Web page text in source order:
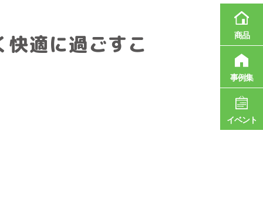
適に過ごすこ 商品
事例集
イベント